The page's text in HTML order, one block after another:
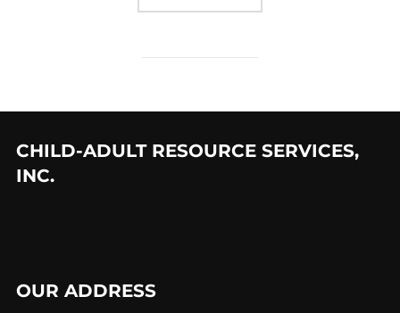
CHILD-ADULT RESOURCE SERVICES,
INC.
OUR ADDRESS